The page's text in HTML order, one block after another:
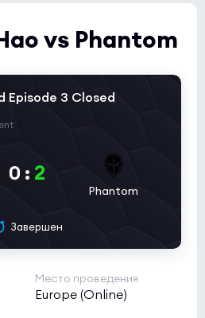
(bo3)
0:0
10(bo3)
vs Phantom
Episode 3 Closed
0 : 2
Phantom
Завершен
Место проведения
Europe (Online)